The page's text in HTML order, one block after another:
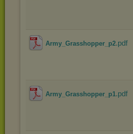
Army_Grasshopper_p2.pdf
Army_Grasshopper_p1.pdf